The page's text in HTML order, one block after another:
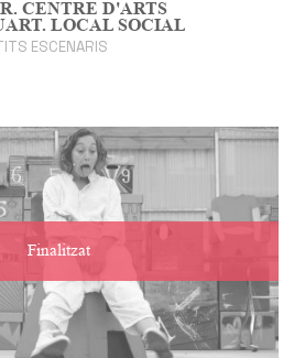
CENTRE D'ARTS
LOCAL SOCIAL
ESCENARIS
Finalitzat